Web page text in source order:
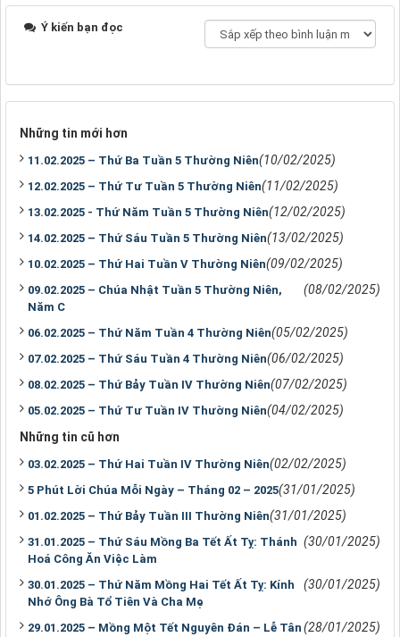
Ý kiến bạn đọc
Những tin mới hơn
11.02.2025 – Thứ Ba Tuần 5 Thường Niên(10/02/2025)
12.02.2025 – Thứ Tư Tuần 5 Thường Niên(11/02/2025)
13.02.2025 - Thứ Năm Tuần 5 Thường Niên(12/02/2025)
14.02.2025 – Thứ Sáu Tuần 5 Thường Niên(13/02/2025)
10.02.2025 – Thứ Hai Tuần V Thường Niên(09/02/2025)
09.02.2025 – Chúa Nhật Tuần 5 Thường Niên,
Năm C
(08/02/2025)
06.02.2025 – Thứ Năm Tuần 4 Thường Niên(05/02/2025)
07.02.2025 – Thứ Sáu Tuần 4 Thường Niên(06/02/2025)
08.02.2025 – Thứ Bảy Tuần IV Thường Niên(07/02/2025)
05.02.2025 – Thứ Tư Tuần IV Thường Niên(04/02/2025)
Những tin cũ hơn
03.02.2025 – Thứ Hai Tuần IV Thường Niên(02/02/2025)
5 Phút Lời Chúa Mỗi Ngày – Tháng 02 – 2025(31/01/2025)
01.02.2025 – Thứ Bảy Tuần III Thường Niên(31/01/2025)
31.01.2025 – Thứ Sáu Mồng Ba Tết Ất Tỵ: Thánh
Hoá Công Ăn Việc Làm
(30/01/2025)
30.01.2025 – Thứ Năm Mồng Hai Tết Ất Tỵ: Kính
Nhớ Ông Bà Tổ Tiên Và Cha Mẹ
(30/01/2025)
29.01.2025 – Mồng Một Tết Nguyên Đán – Lễ Tân (28/01/2025)